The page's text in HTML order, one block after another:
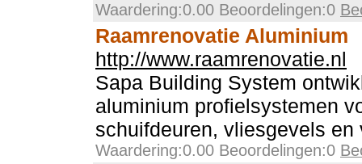
Waardering:0.00 Beoordelingen:0
Raamrenovatie Aluminium
http://www.raamrenovatie.nl
Sapa Building System
aluminium profielsystemen
schuifdeuren, vliesgevels en
Waardering:0.00 Beoordelingen:0